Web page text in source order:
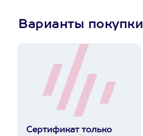
Варианты покупки
Сертификат только